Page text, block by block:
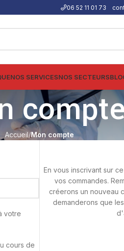
06 52 11 01 73
NOS SERVICESNOS SECTEURS
Accueil Mon compte
votre
cours de
En vous inscrivant sur
vos commandes.
créerons un nouveau
demanderons que